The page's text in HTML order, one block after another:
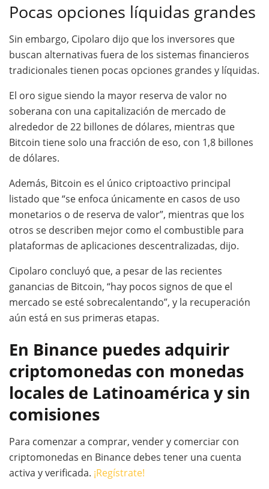
Pocas opciones líquidas grandes
Sin embargo, Cipolaro dijo que los inversores que
buscan alternativas fuera de los sistemas financieros
tradicionales tienen pocas opciones grandes y líquidas.
El oro sigue siendo la mayor reserva de valor no
soberana con una capitalización de mercado de
alrededor de 22 billones de dólares, mientras que
Bitcoin tiene solo una fracción de eso, con 1,8 billones
de dólares.
Además, Bitcoin es el único criptoactivo principal
listado que “se enfoca únicamente en casos de uso
monetarios o de reserva de valor”, mientras que los
otros se describen mejor como el combustible para
plataformas de aplicaciones descentralizadas, dijo.
Cipolaro concluyó que, a pesar de las recientes
ganancias de Bitcoin, “hay pocos signos de que el
mercado se esté sobrecalentando”, y la recuperación
aún está en sus primeras etapas.
En Binance puedes adquirir
criptomonedas con monedas
locales de Latinoamérica y sin
comisiones
Para comenzar a comprar, vender y comerciar con
criptomonedas en Binance debes tener una cuenta
activa y verificada. ¡Regístrate!